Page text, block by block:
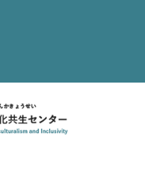
い
センター